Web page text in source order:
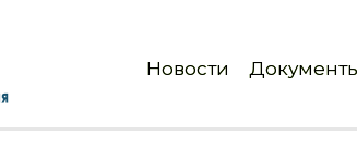
Новости
Новости